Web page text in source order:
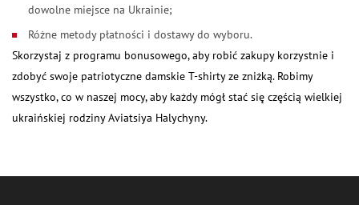
dowolne miejsce na Ukrainie;
Różne metody płatności i dostawy do wyboru.
Skorzystaj z programu bonusowego, aby robić zakupy korzystnie i
zdobyć swoje patriotyczne damskie T-shirty ze zniżką. Robimy
wszystko, co w naszej mocy, aby każdy mógł stać się częścią wielkiej
ukraińskiej rodziny Aviatsiya Halychyny.